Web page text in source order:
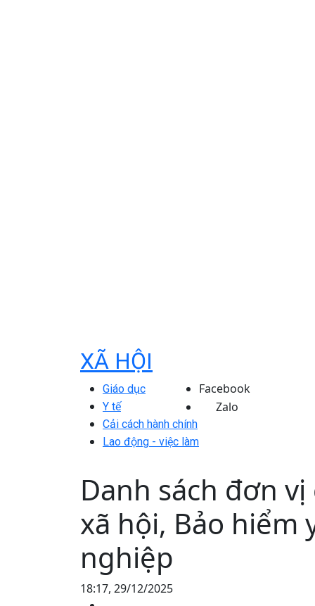
XÃ HỘI
Giáo dục
Y tế
Cải cách hành chính
Lao động - việc làm
Facebook
Zalo
Danh sách đơn
xã hội, Bảo hiểm
nghiệp
18:17, 29/12/2025